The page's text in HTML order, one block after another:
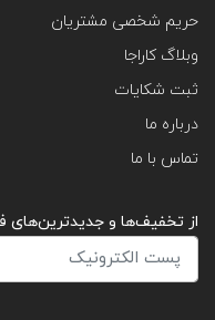
حریم شخصی مشتریان
وبلاگ کاراجا
ثبت شکایات
درباره ما
تماس با ما
از تخفیف‌ها و جدیدترین‌های